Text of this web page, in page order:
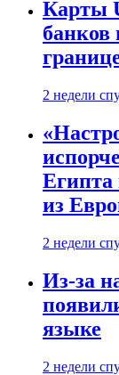
Карты
банков
2 недели
Египта
из
2 недели
Из-за
языке
2 недели